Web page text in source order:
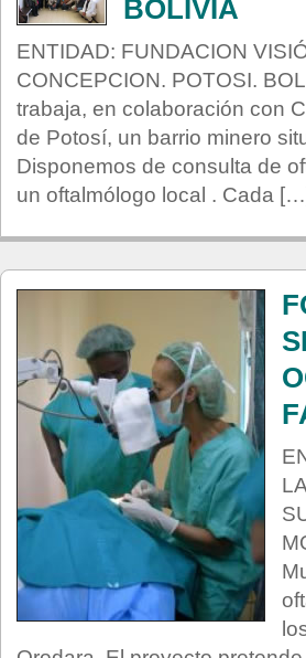
BOLIVIA
ENTIDAD: FUNDACION
CONCEPCION. POTOSI.
trabaja, en colaboración con
de Potosí, un barrio minero
Disponemos de consulta de
un oftalmólogo local . Cada